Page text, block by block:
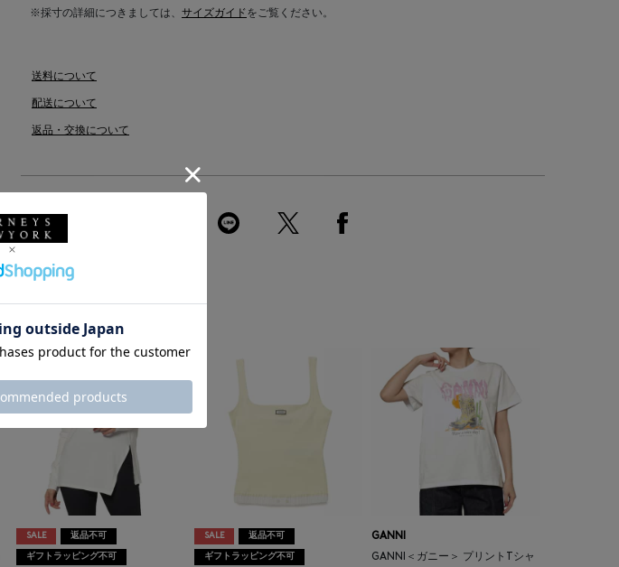
※採寸の詳細につきましては、 サイズガイドをご覧ください。
送料について
配送について
返品・交換について
SALE 返品不可
ギフトラッピング不可
SALE 返品不可
ギフトラッピング不可
GANNI
GANNI＜ガニー＞ プリントTシャ